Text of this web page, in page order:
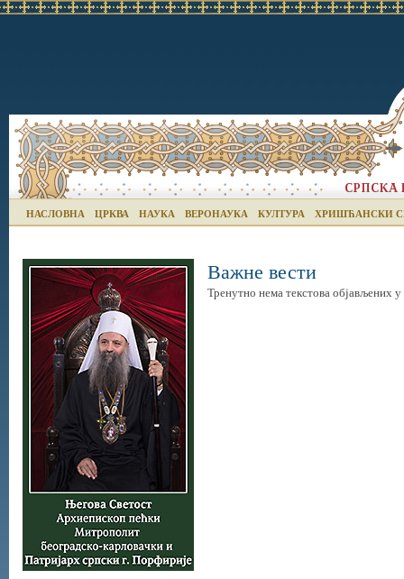
НАСЛОВНА ЦРКВА НАУКА ВЕРОНАУКА КУЛТУРА ХРИШЋАНСКИ
Важне вести
Тренутно нема текстова објављених у